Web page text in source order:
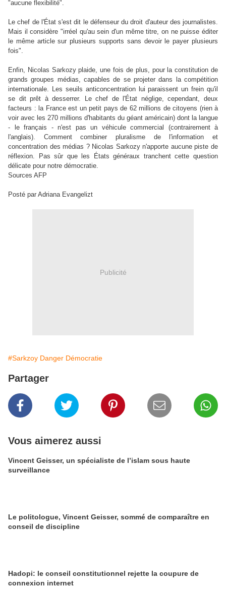
"aucune flexibilité".
Le chef de l'État s'est dit le défenseur du droit d'auteur des journalistes.
Mais il considère "irréel qu'au sein d'un même titre, on ne puisse éditer
le même article sur plusieurs supports sans devoir le payer plusieurs
fois".
Enfin, Nicolas Sarkozy plaide, une fois de plus, pour la constitution de
grands groupes médias, capables de se projeter dans la compétition
internationale. Les seuils anticoncentration lui paraissent un frein qu'il
se dit prêt à desserrer. Le chef de l'État néglige, cependant, deux
facteurs : la France est un petit pays de 62 millions de citoyens (rien à
voir avec les 270 millions d'habitants du géant américain) dont la langue
- le français - n'est pas un véhicule commercial (contrairement à
l'anglais). Comment combiner pluralisme de l'information et
concentration des médias ? Nicolas Sarkozy n'apporte aucune piste de
réflexion. Pas sûr que les États généraux tranchent cette question
délicate pour notre démocratie.
Sources AFP
Posté par Adriana Evangelizt
Publicité
#Sarkzoy Danger Démocratie
Partager
Vous aimerez aussi
Vincent Geisser, un spécialiste de l’islam sous haute
surveillance
Le politologue, Vincent Geisser, sommé de comparaître en
conseil de discipline
Hadopi: le conseil constitutionnel rejette la coupure de
connexion internet